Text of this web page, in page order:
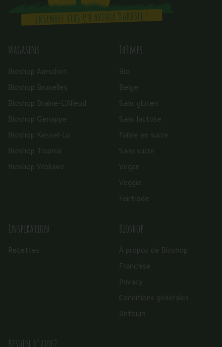
Magasins
Bioshop Aarschot
Bioshop Bruxelles
Bioshop Braine-L’Alleud
Bioshop Genappe
Bioshop Kessel-Lo
Bioshop Tournai
Bioshop Woluwe
Thèmes
Bio
Belge
Sans gluten
Sans lactose
Faible en sucre
Sans sucre
Vegan
Veggie
Fairtrade
Inspiration
Recettes
Bioshop
À propos de Bioshop
Franchise
Privacy
Conditions générales
Retours
Besoin d’aide?